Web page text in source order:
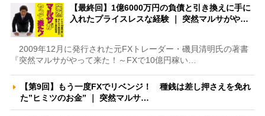
【最終回】1億6000万円の負債と引き換えに手に
入れたプライスレスな経験 ｜ 突然マルサがや…
2009年12月に発行された元FXトレーダー・磯貝清明氏の著書
『突然マルサがやって来た！～FXで10億円稼い…
【第9回】もう一度FXでリベンジ！ 種銭は差し押さえを免れ
た”ヒミツのお金” ｜ 突然マルサ…